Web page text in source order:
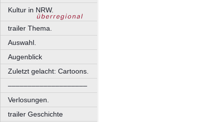
Kultur in NRW.
trailer Thema.
Auswahl.
Augenblick
Zuletzt gelacht: Cartoons.
––––––––––––––––––––
Verlosungen.
trailer Geschichte